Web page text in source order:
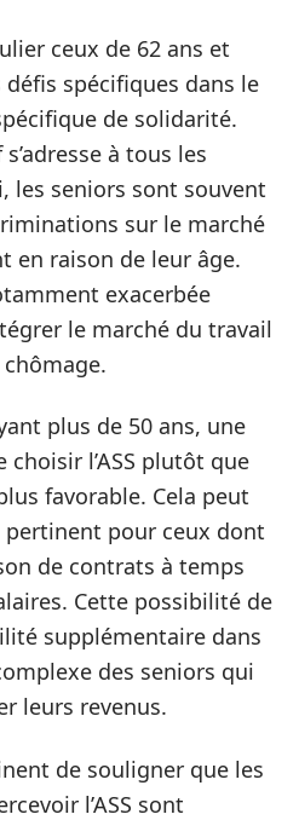
ceux de 62 ans et
spécifiques dans le
de solidarité.
à tous les
les seniors sont souvent
sur le marché
en raison de leur âge.
exacerbée
le marché du travail
plus de 50 ans, une
l’ASS plutôt que
favorable. Cela peut
pour ceux dont
de contrats à temps
Cette possibilité de
supplémentaire dans
des seniors qui
leurs revenus.
de souligner que les
l’ASS sont